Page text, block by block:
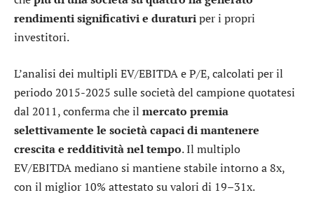
rendimenti significativi e duraturiper i propri
investitori.
L’analisi dei multipli EV/EBITDA e P/E, calcolati per il
periodo 2015-2025 sulle società del campione quotatesi
dal 2011, conferma che il mercato premia
selettivamente le società capaci di mantenere
crescita e redditività nel tempo. Il multiplo
EV/EBITDA mediano si mantiene stabile intorno a 8x,
con il miglior 10% attestato su valori di 19–31x.